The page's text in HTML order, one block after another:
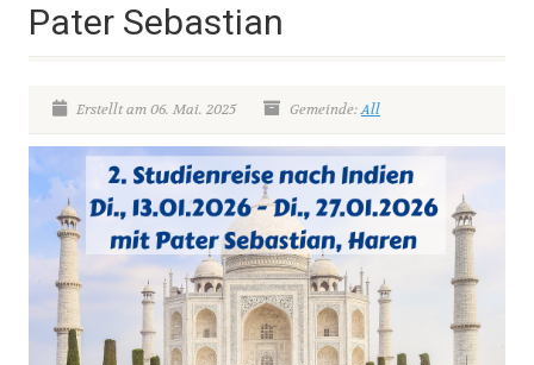
Pater Sebastian
Erstellt am 06. Mai. 2025 Gemeinde:All